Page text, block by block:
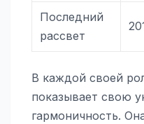
Последний
рассвет
В каждой своей
показывает свою
гармоничность.